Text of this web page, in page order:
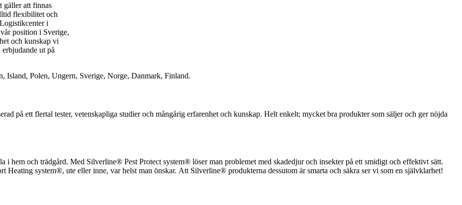
gäller att finnas
flexibilitet och
i
position i Sverige,
och kunskap vi
ut på
Island, Polen, Ungern, Sverige, Norge, Danmark, Finland.
på ett flertal tester, vetenskapliga studier och mångårig erfarenhet och kunskap. Helt enkelt; mycket bra produkter som säljer och ger nöjda
i hem och trädgård. Med Silverline® Pest Protect system® löser man problemet med skadedjur och insekter på ett smidigt och effektivt sätt.
system®, ute eller inne, var helst man önskar. Att Silverline® produkterna dessutom är smarta och säkra ser vi som en självklarhet!